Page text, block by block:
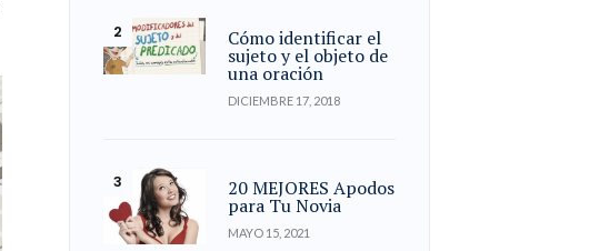
Cómo identificar el
sujeto y el objeto de
una oración
DICIEMBRE 17, 2018
20 MEJORES Apodos
para Tu Novia
MAYO 15, 2021